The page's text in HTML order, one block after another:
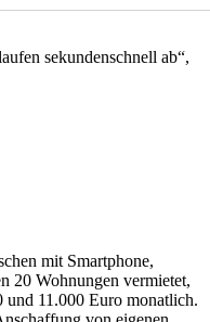
sekundenschnell ab“,
mit Smartphone,
20 Wohnungen vermietet,
11.000 Euro monatlich.